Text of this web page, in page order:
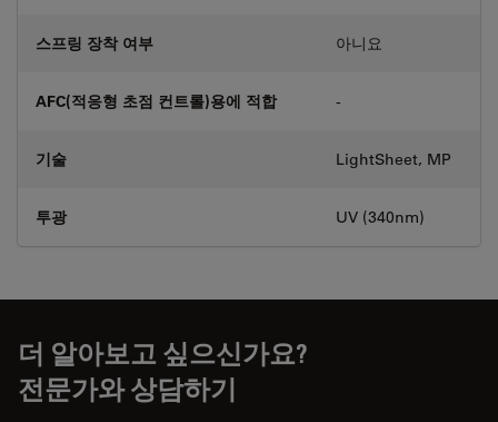
스프링 장착 여부 아니요
AFC(적응형 초점 컨트롤)용에 적합 -
기술 LightSheet, MP
투광 UV (340nm)
더 알아보고 싶으신가요?
전문가와 상담하기